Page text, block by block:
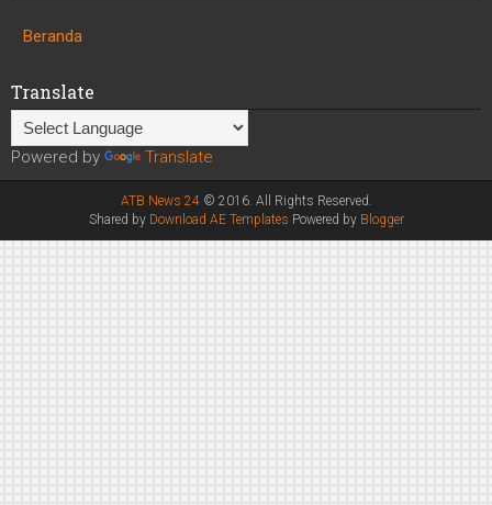
Beranda
Translate
Powered by Translate
ATB News 24© 2016. All Rights Reserved.
Shared by Download AE Templates Powered by Blogger